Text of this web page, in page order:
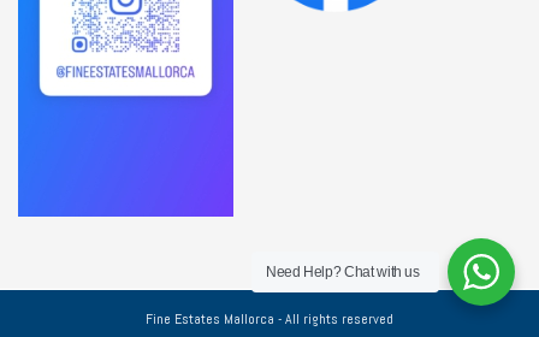
Fine Estates Mallorca - All rights reserved
Need Help?Chat with us